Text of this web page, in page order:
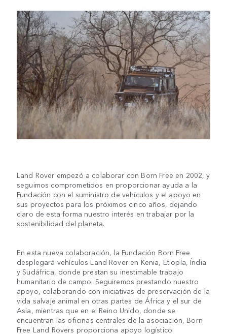
Land Rover empezó a colaborar con Born Free en 2002, y
seguimos comprometidos en proporcionar ayuda a la
Fundación con el suministro de vehículos y el apoyo en
sus proyectos para los próximos cinco años, dejando
claro de esta forma nuestro interés en trabajar por la
sostenibilidad del planeta.
En esta nueva colaboración, la Fundación Born Free
desplegará vehículos Land Rover en Kenia, Etiopía, Índia
y Sudáfrica, donde prestan su inestimable trabajo
humanitario de campo. Seguiremos prestando nuestro
apoyo, colaborando con iniciativas de preservación de la
vida salvaje animal en otras partes de África y el sur de
Asia, mientras que en el Reino Unido, donde se
encuentran las oficinas centrales de la asociación, Born
Free Land Rovers proporciona apoyo logístico.